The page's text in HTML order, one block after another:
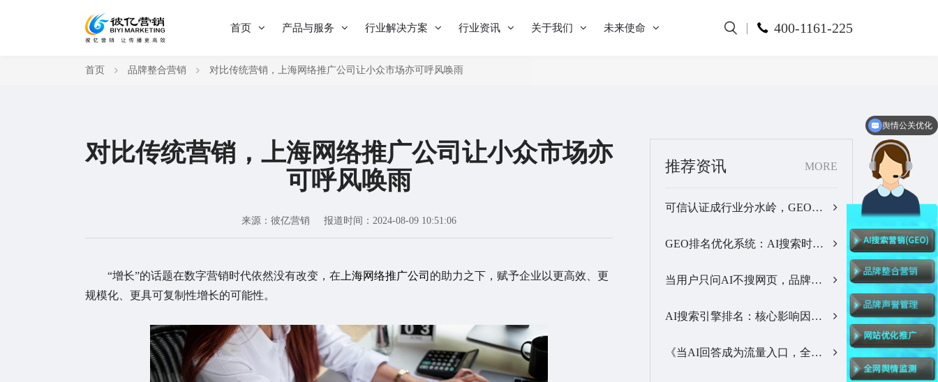
首页 产品与服务 行业解决方案 行业资讯 关于我们 未来使命 400-1161-225
首页 品牌整合营销 对比传统营销，上海网络推广公司让小众市场亦可呼风唤雨
对比传统营销，上海网络推广公司让小众市场亦
可呼风唤雨
来源：彼亿营销 报道时间：2024-08-09 10:51:06
“增长”的话题在数字营销时代依然没有改变，在 上海网络推广公司 的助力之下，赋予企业以更高效、更
规模化、更具可复制性增长的可能性。
推荐资讯 MORE
可信认证成行业分水岭，GEO优化服务商推荐名单有了新答案…
GEO排名优化系统：AI搜索时代品牌曝光优化核心工具…
当用户只问AI不搜网页，品牌的全域GEO优化该交给谁？…
AI搜索引擎排名：核心影响因素与合规优化方法…
《当AI回答成为流量入口，全域GEO优化服务商该怎么选》…
舆情公关优化